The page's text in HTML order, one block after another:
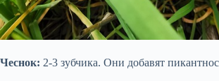
Чеснок: 2-3 зубчика. Они добавят